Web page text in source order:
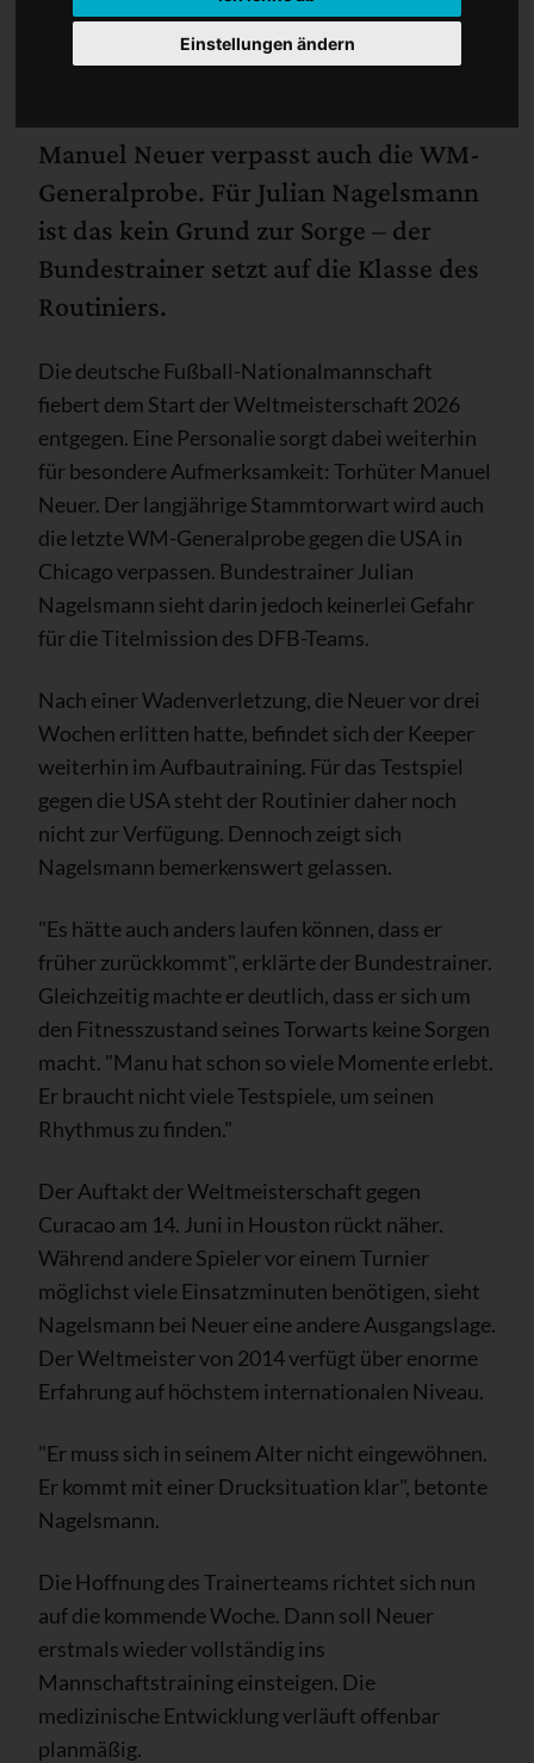
Einstellungen ändern
Manuel Neuer verpasst auch die WM-
Generalprobe. Für Julian Nagelsmann
ist das kein Grund zur Sorge – der
Bundestrainer setzt auf die Klasse des
Routiniers.
Die deutsche Fußball-Nationalmannschaft
fiebert dem Start der Weltmeisterschaft 2026
entgegen. Eine Personalie sorgt dabei weiterhin
für besondere Aufmerksamkeit: Torhüter Manuel
Neuer. Der langjährige Stammtorwart wird auch
die letzte WM-Generalprobe gegen die USA in
Chicago verpassen. Bundestrainer Julian
Nagelsmann sieht darin jedoch keinerlei Gefahr
für die Titelmission des DFB-Teams.
Nach einer Wadenverletzung, die Neuer vor drei
Wochen erlitten hatte, befindet sich der Keeper
weiterhin im Aufbautraining. Für das Testspiel
gegen die USA steht der Routinier daher noch
nicht zur Verfügung. Dennoch zeigt sich
Nagelsmann bemerkenswert gelassen.
"Es hätte auch anders laufen können, dass er
früher zurückkommt", erklärte der Bundestrainer.
Gleichzeitig machte er deutlich, dass er sich um
den Fitnesszustand seines Torwarts keine Sorgen
macht. "Manu hat schon so viele Momente erlebt.
Er braucht nicht viele Testspiele, um seinen
Rhythmus zu finden."
Der Auftakt der Weltmeisterschaft gegen
Curacao am 14. Juni in Houston rückt näher.
Während andere Spieler vor einem Turnier
möglichst viele Einsatzminuten benötigen, sieht
Nagelsmann bei Neuer eine andere Ausgangslage.
Der Weltmeister von 2014 verfügt über enorme
Erfahrung auf höchstem internationalen Niveau.
"Er muss sich in seinem Alter nicht eingewöhnen.
Er kommt mit einer Drucksituation klar", betonte
Nagelsmann.
Die Hoffnung des Trainerteams richtet sich nun
auf die kommende Woche. Dann soll Neuer
erstmals wieder vollständig ins
Mannschaftstraining einsteigen. Die
medizinische Entwicklung verläuft offenbar
planmäßig.